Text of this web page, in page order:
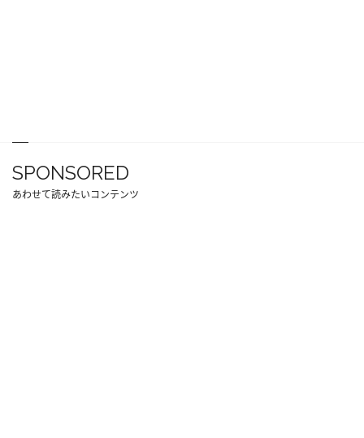
SPONSORED
あわせて読みたいコンテンツ